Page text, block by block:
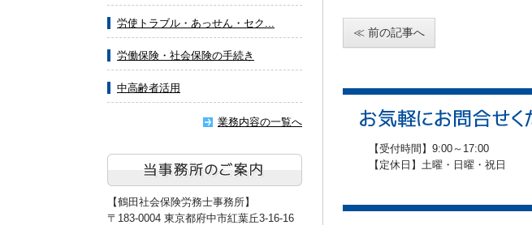
前の記事へ
【受付時間】9:00～17:00
【定休日】土曜・日曜・祝日
労使トラブル・あっせん・セク...
労働保険・社会保険の手続き
中高齢者活用
業務内容の一覧へ
【鶴田社会保険労務士事務所】
〒183-0004 東京都府中市紅葉丘3-16-16